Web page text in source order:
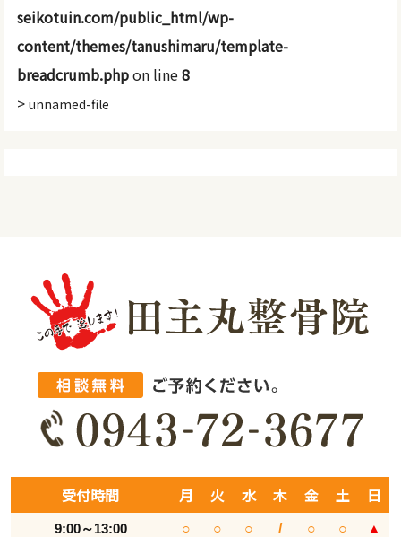
seikotuin.com/public_html/wp-
content/themes/tanushimaru/template-
breadcrumb.phpon line8
>unnamed-file
受付時間 月 火 水 木 金 土 日
9:00～13:00 ○ ○ ○ / ○ ○ ▲